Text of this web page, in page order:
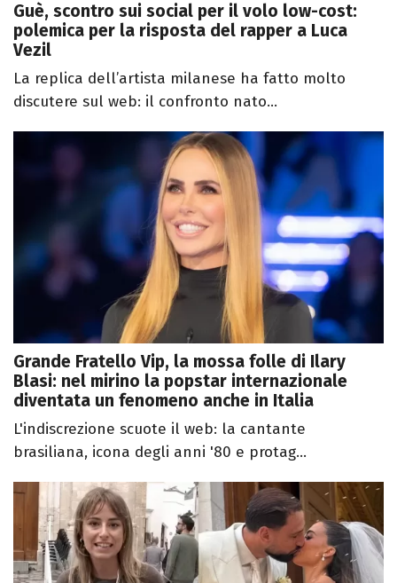
Guè, scontro sui social per il volo low-cost:
polemica per la risposta del rapper a Luca
Vezil
La replica dell’artista milanese ha fatto molto
discutere sul web: il confronto nato...
Grande Fratello Vip, la mossa folle di Ilary
Blasi: nel mirino la popstar internazionale
diventata un fenomeno anche in Italia
L'indiscrezione scuote il web: la cantante
brasiliana, icona degli anni '80 e protag...